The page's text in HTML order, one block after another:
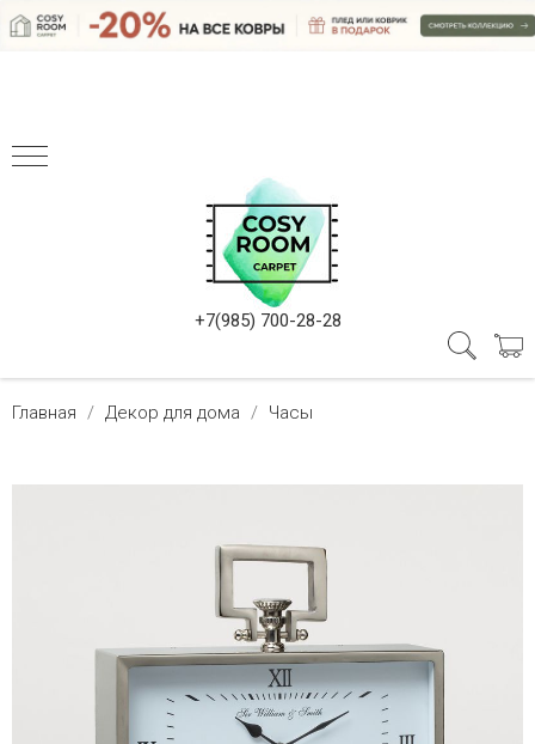
+7(985) 700-28-28
Главная Декор для дома Часы